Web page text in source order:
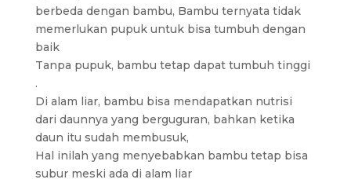
berbeda dengan bambu, Bambu ternyata tidak
memerlukan pupuk untuk bisa tumbuh dengan
baik
Tanpa pupuk, bambu tetap dapat tumbuh tinggi
.
Di alam liar, bambu bisa mendapatkan nutrisi
dari daunnya yang berguguran, bahkan ketika
daun itu sudah membusuk,
Hal inilah yang menyebabkan bambu tetap bisa
subur meski ada di alam liar